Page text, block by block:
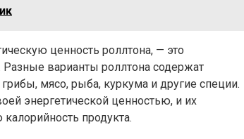
ценность роллтона, — это
Разные варианты роллтона содержат
мясо, рыба, куркума и другие специи.
энергетической ценностью, и их
продукта.